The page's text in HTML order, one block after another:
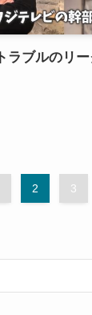
ラブルのリ
2 3